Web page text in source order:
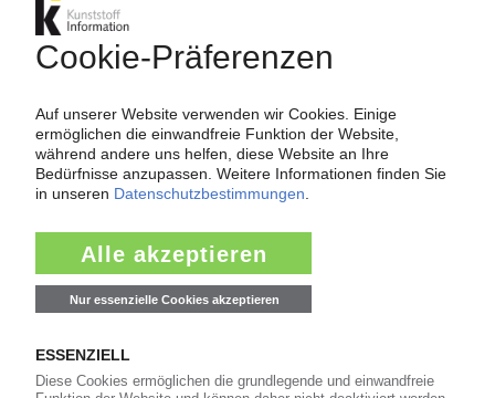
Umsätze ziehen 2011 kräftig an / Vorstand
erwartet langsameres Wachstum im laufenden
Jahr
EHLEBRACHT
Starkes Umsatz- und Ergebnisplus im ersten
Halbjahr / Für 2011 Umsatzmarke von 80 Mio EUR
EHLEBRACHT
im Bereich „Kunststofftechnik“ / Neues Werk in
China